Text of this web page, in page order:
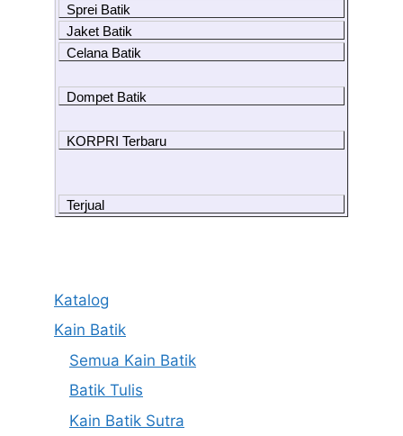
Sprei Batik
Jaket Batik
Celana Batik
Dompet Batik
KORPRI Terbaru
Terjual
Katalog
Kain Batik
Semua Kain Batik
Batik Tulis
Kain Batik Sutra